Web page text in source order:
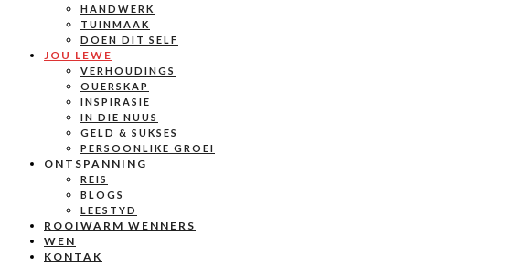
HANDWERK
TUINMAAK
DOEN DIT SELF
JOU LEWE
VERHOUDINGS
OUERSKAP
INSPIRASIE
IN DIE NUUS
GELD & SUKSES
PERSOONLIKE GROEI
ONTSPANNING
REIS
BLOGS
LEESTYD
ROOIWARM WENNERS
WEN
KONTAK